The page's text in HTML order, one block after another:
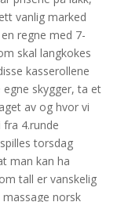
vanlig marked
regne med 7-
skal langkokes
kasserollene
egne skygger, ta et
av og hvor vi
fra 4.runde
torsdag
man kan ha
tall er vanskelig
norsk